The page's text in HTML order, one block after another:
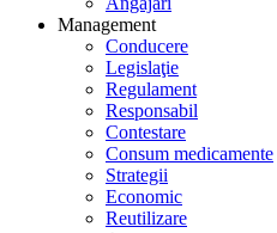
Management
Conducere
Legislaţie
Regulament
Responsabil
Contestare
Consum medicamente
Strategii
Economic
Reutilizare